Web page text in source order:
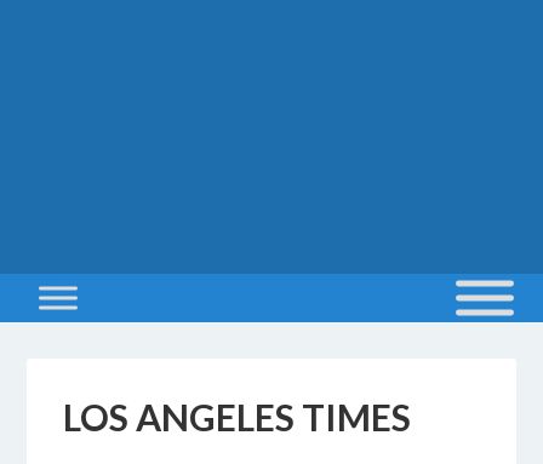
LOS ANGELES TIMES